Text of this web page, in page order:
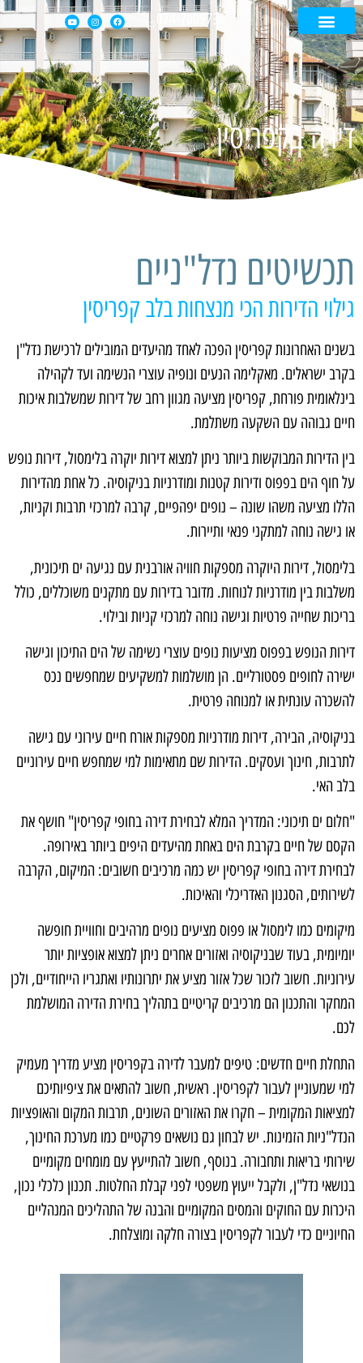
074-7009735
דירה בקפריסין
תכשיטים נדל"ניים
גילוי הדירות הכי מנצחות בלב קפריסין
בשנים האחרונות קפריסין הפכה לאחד מהיעדים המובילים לרכישת נדל"ן
בקרב ישראלים. מאקלימה הנעים ונופיה עוצרי הנשימה ועד לקהילה
בינלאומית פורחת, קפריסין מציעה מגוון רחב של דירות שמשלבות איכות
חיים גבוהה עם השקעה משתלמת.
בין הדירות המבוקשות ביותר ניתן למצוא דירות יוקרה בלימסול, דירות נופש
על חוף הים בפפוס ודירות קטנות ומודרניות בניקוסיה. כל אחת מהדירות
הללו מציעה משהו שונה – נופים יפהפיים, קרבה למרכזי תרבות וקניות,
או גישה נוחה למתקני פנאי ותיירות.
בלימסול, דירות היוקרה מספקות חוויה אורבנית עם נגיעה ים תיכונית,
משלבות בין מודרניות לנוחות. מדובר בדירות עם מתקנים משוכללים, כולל
בריכות שחייה פרטיות וגישה נוחה למרכזי קניות ובילוי.
דירות הנופש בפפוס מציעות נופים עוצרי נשימה של הים התיכון וגישה
ישירה לחופים פסטורליים. הן מושלמות למשקיעים שמחפשים נכס
להשכרה עונתית או למנוחה פרטית.
בניקוסיה, הבירה, דירות מודרניות מספקות אורח חיים עירוני עם גישה
לתרבות, חינוך ועסקים. הדירות שם מתאימות למי שמחפש חיים עירוניים
בלב האי.
"חלום ים תיכוני: המדריך המלא לבחירת דירה בחופי קפריסין" חושף את
הקסם של חיים בקרבת הים באחת מהיעדים היפים ביותר באירופה.
לבחירת דירה בחופי קפריסין יש כמה מרכיבים חשובים: המיקום, הקרבה
לשירותים, הסגנון האדריכלי והאיכות.
מיקומים כמו לימסול או פפוס מציעים נופים מרהיבים וחוויית חופשה
יומיומית, בעוד שבניקוסיה ואזורים אחרים ניתן למצוא אופציות יותר
עירוניות. חשוב לזכור שכל אזור מציע את יתרונותיו ואתגריו הייחודיים, ולכן
המחקר והתכנון הם מרכיבים קריטיים בתהליך בחירת הדירה המושלמת
לכם.
התחלת חיים חדשים: טיפים למעבר לדירה בקפריסין מציע מדריך מעמיק
למי שמעוניין לעבור לקפריסין. ראשית, חשוב להתאים את ציפיותיכם
למציאות המקומית – חקרו את האזורים השונים, תרבות המקום והאופציות
הנדל"ניות הזמינות. יש לבחון גם נושאים פרקטיים כמו מערכת החינוך,
שירותי בריאות ותחבורה. בנוסף, חשוב להתייעץ עם מומחים מקומיים
בנושאי נדל"ן, ולקבל ייעוץ משפטי לפני קבלת החלטות. תכנון כלכלי נכון,
היכרות עם החוקים והמסים המקומיים והבנה של התהליכים המנהליים
החיוניים כדי לעבור לקפריסין בצורה חלקה ומוצלחת.